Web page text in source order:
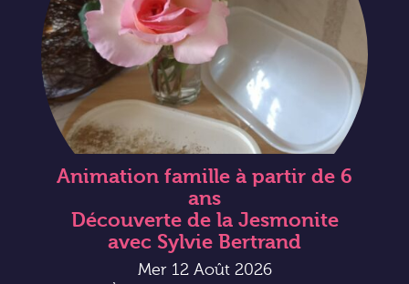
Animation famille à partir de 6
ans
Découverte de la Jesmonite
avec Sylvie Bertrand
Mer 12 Août 2026